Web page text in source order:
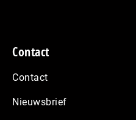
Contact
Contact
Nieuwsbrief